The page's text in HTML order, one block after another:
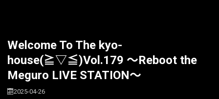
Welcome To The kyo-
house(≧▽≦)Vol.179 〜Reboot the
Meguro LIVE STATION〜
2025-04-26